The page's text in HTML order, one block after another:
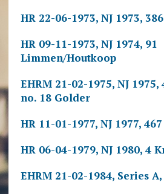
HR 22-06-1973, NJ 1973,
HR 09-11-1973, NJ 1974, 91
Limmen/Houtkoop
EHRM 21-02-1975, NJ 1975,
no. 18 Golder
HR 11-01-1977, NJ 1977,
HR 06-04-1979, NJ 1980, 4
EHRM 21-02-1984, Series